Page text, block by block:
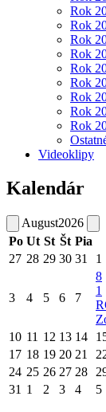
Rok
Rok
Rok
Rok
Rok
Rok
Rok
Rok
Rok
Videoklipy
Kalendár
August2026
Po Ut St Št Pia
27 28 29 30 31 1
3 4 5 6 7
8
1
10 11 12 13 14
17 18 19 20 21
24 25 26 27 28
31 1 2 3 4 5